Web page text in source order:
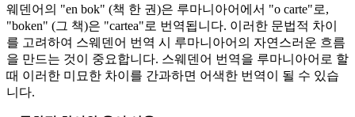
웨덴어의 "en bok" (책 한 권)은 루마니아어에서 "o carte"로,
"boken" (그 책)은 "cartea"로 번역됩니다. 이러한 문법적 차이
를 고려하여 스웨덴어 번역 시 루마니아어의 자연스러운 흐름
을 만드는 것이 중요합니다. 스웨덴어 번역을 루마니아어로 할
때 이러한 미묘한 차이를 간과하면 어색한 번역이 될 수 있습
니다.